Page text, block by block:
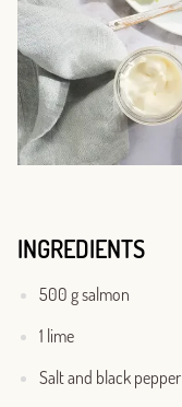
INGREDIENTS
500 g salmon
1 lime
Salt and black pepper